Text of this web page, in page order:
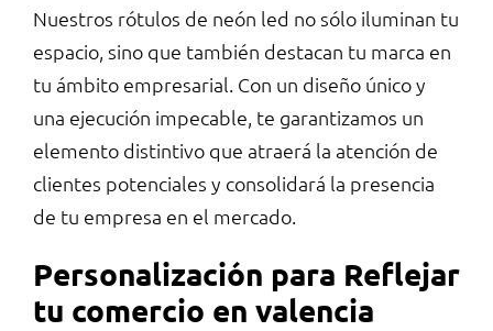
Nuestros rótulos de neón led no sólo iluminan tu
espacio, sino que también destacan tu marca en
tu ámbito empresarial. Con un diseño único y
una ejecución impecable, te garantizamos un
elemento distintivo que atraerá la atención de
clientes potenciales y consolidará la presencia
de tu empresa en el mercado.
Personalización para Reflejar
tu comercio en valencia